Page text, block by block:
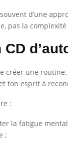
d’une
pas la
créer une
ton esprit à
:
la fatigue
;